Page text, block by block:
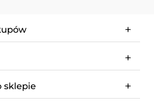
sklepie